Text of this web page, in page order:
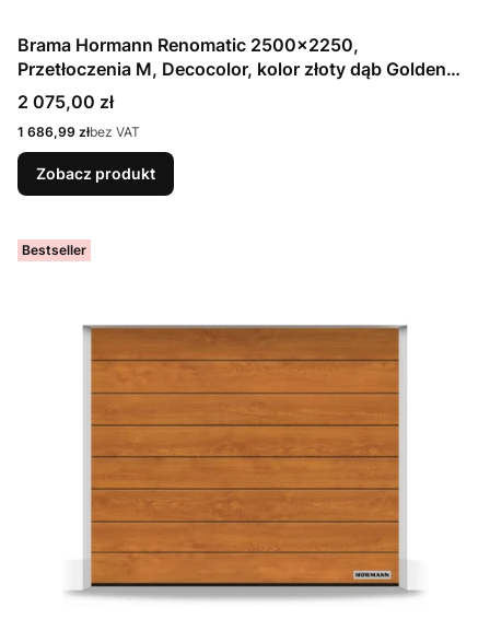
Brama Hormann Renomatic 2500x2250,
Przetłoczenia M, Decocolor, kolor złoty dąb Golden
Oak / OCYNK + Prowadzenie Z
Cena
2 075,00 zł
Cena
1 686,99 złbez VAT
Zobacz produkt
Bestseller